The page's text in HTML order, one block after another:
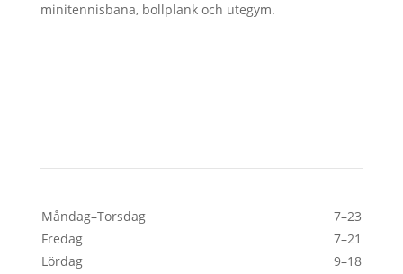
minitennisbana, bollplank och utegym.
Måndag–Torsdag
7–23
Fredag
7–21
Lördag
9–18